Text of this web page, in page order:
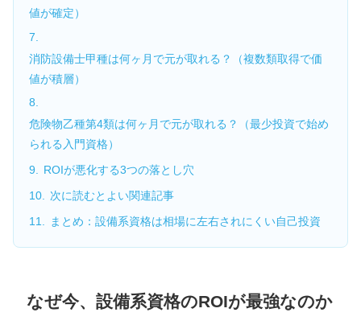
値が確定）
消防設備士甲種は何ヶ月で元が取れる？（複数類取得で価
値が積層）
危険物乙種第4類は何ヶ月で元が取れる？（最少投資で始め
られる入門資格）
ROIが悪化する3つの落とし穴
次に読むとよい関連記事
まとめ：設備系資格は相場に左右されにくい自己投資
なぜ今、設備系資格のROIが最強なのか